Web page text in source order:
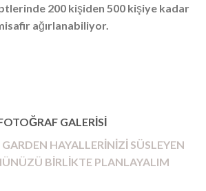
200 kişiden 500 kişiye kadar
ağırlanabiliyor.
GALERİSİ
HAYALLERİNİZİ SÜSLEYEN
BİRLİKTE PLANLAYALIM